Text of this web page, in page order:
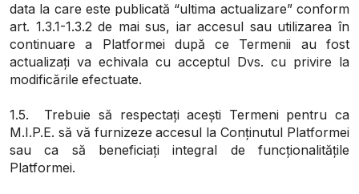
data la care este publicată “ultima actualizare” conform
art. 1.3.1-1.3.2 de mai sus, iar accesul sau utilizarea în
continuare a Platformei după ce Termenii au fost
actualizați va echivala cu acceptul Dvs. cu privire la
modificările efectuate.
1.5. Trebuie să respectați acești Termeni pentru ca
M.I.P.E. să vă furnizeze accesul la Conținutul Platformei
sau ca să beneficiați integral de funcționalitățile
Platformei.